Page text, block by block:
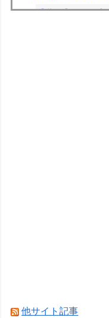
【悲報】人気プ
他サイト記事